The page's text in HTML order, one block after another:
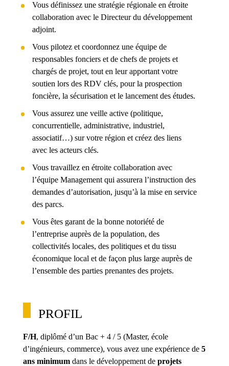
Vous définissez une stratégie régionale en étroite
collaboration avec le Directeur du développement
adjoint.
Vous pilotez et coordonnez une équipe de
responsables fonciers et de chefs de projets et
chargés de projet, tout en leur apportant votre
soutien lors des RDV clés, pour la prospection
foncière, la sécurisation et le lancement des études.
Vous assurez une veille active (politique,
concurrentielle, administrative, industriel,
associatif…) sur votre région et créez des liens
avec les acteurs clés.
Vous travaillez en étroite collaboration avec
l’équipe Management qui assurera l’instruction des
demandes d’autorisation, jusqu’à la mise en service
des parcs.
Vous êtes garant de la bonne notoriété de
l’entreprise auprès de la population, des
collectivités locales, des politiques et du tissu
économique local et de façon plus large auprès de
l’ensemble des parties prenantes des projets.
PROFIL
F/H, diplômé d’un Bac + 4 / 5 (Master, école
d’ingénieurs, commerce), vous avez une expérience de 5
ans minimumdans le développement de projets